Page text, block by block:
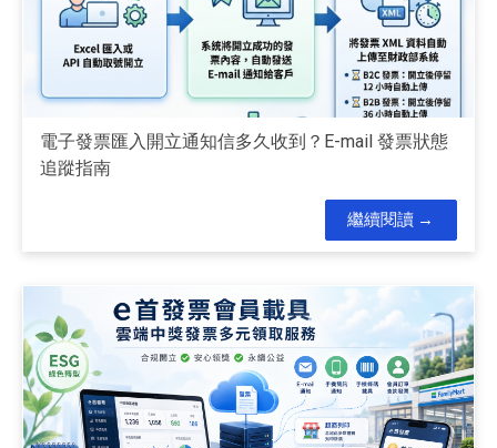
電子發票匯入開立通知信多久收到？E-mail 發票狀態
追蹤指南
繼續閱讀